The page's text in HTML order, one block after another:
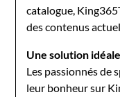
catalogue,
des contenus
Une solution
Les passionnés
leur bonheur sur